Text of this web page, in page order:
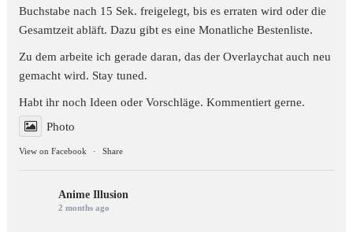
Buchstabe nach 15 Sek. freigelegt, bis es erraten wird oder die
Gesamtzeit abläft. Dazu gibt es eine Monatliche Bestenliste.
Zu dem arbeite ich gerade daran, das der Overlaychat auch neu
gemacht wird. Stay tuned.
Habt ihr noch Ideen oder Vorschläge. Kommentiert gerne.
Photo
View on Facebook · Share
Anime Illusion
2 months ago